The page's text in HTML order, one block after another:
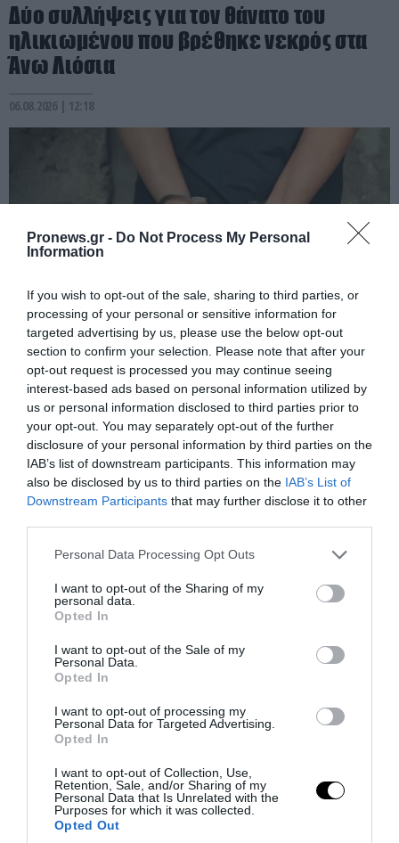
Pronews.gr - Do Not Process My Personal
Information
If you wish to opt-out of the sale, sharing to third parties, or
processing of your personal or sensitive information for
targeted advertising by us, please use the below opt-out
section to confirm your selection. Please note that after your
opt-out request is processed you may continue seeing
interest-based ads based on personal information utilized by
us or personal information disclosed to third parties prior to
your opt-out. You may separately opt-out of the further
disclosure of your personal information by third parties on the
IAB’s list of downstream participants. This information may
also be disclosed by us to third parties on the IAB’s List of
Downstream Participants that may further disclose it to other
Please note that this website/app uses one or more Google
not limited to your visit or usage behaviour. You may click to
grant or deny consent to Google and its third-party tags to
use your data for below specified purposes in below Google
consent section.
Personal Data Processing Opt Outs
I want to opt-out of the Sharing of my
personal data.
Opted In
I want to opt-out of the Sale of my
Personal Data.
Opted In
I want to opt-out of processing my
Personal Data for Targeted Advertising.
Opted In
I want to opt-out of Collection, Use,
Retention, Sale, and/or Sharing of my
Personal Data that Is Unrelated with the
Purposes for which it was collected.
Opted Out
Δύο συλλήψεις για τον θάνατο του
ηλικιωμένου που βρέθηκε νεκρός στα
Άνω Λιόσια
06.08.2026 | 12:18
PRONEWS.GR /ΕΣΩΤΕΡΙΚΗ ΑΣΦΑΛΕΙΑ
Σκιάθος: Χειροπέδες σε Βρετανίδα που
υπό την επήρεια αλκοόλ προκάλεσε
επεισόδιο σε ξενοδοχείο και κέντρο
υγείας
06.08.2026 | 12:09
Κεφαλονιά: Προφυλακιστέος ο 44χρονος
για την μεγάλη φωτιά στην περιοχή της